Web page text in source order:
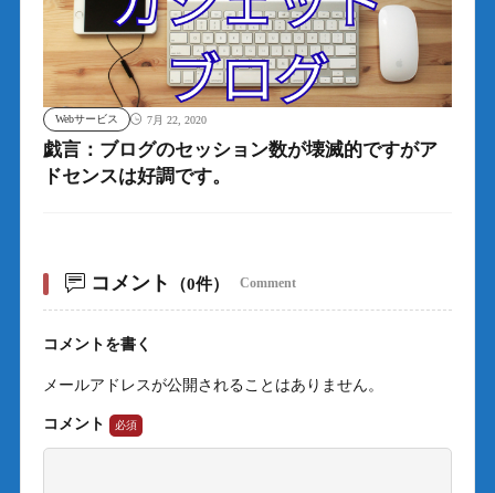
Webサービス 7月 22, 2020
戯言：ブログのセッション数が壊滅的ですがア
ドセンスは好調です。
コメント （0件） Comment
コメントを書く
メールアドレスが公開されることはありません。
コメント